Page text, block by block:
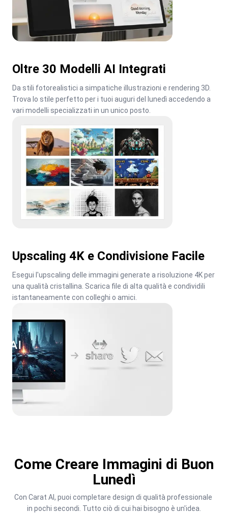
Oltre 30 Modelli AI Integrati
Da stili fotorealistici a simpatiche illustrazioni e rendering 3D.
Trova lo stile perfetto per i tuoi auguri del lunedì accedendo a
vari modelli specializzati in un unico posto.
Upscaling 4K e Condivisione Facile
Esegui l'upscaling delle immagini generate a risoluzione 4K per
una qualità cristallina. Scarica file di alta qualità e condividili
istantaneamente con colleghi o amici.
Come Creare Immagini di Buon
Lunedì
Con Carat AI, puoi completare design di qualità professionale
in pochi secondi. Tutto ciò di cui hai bisogno è un'idea.